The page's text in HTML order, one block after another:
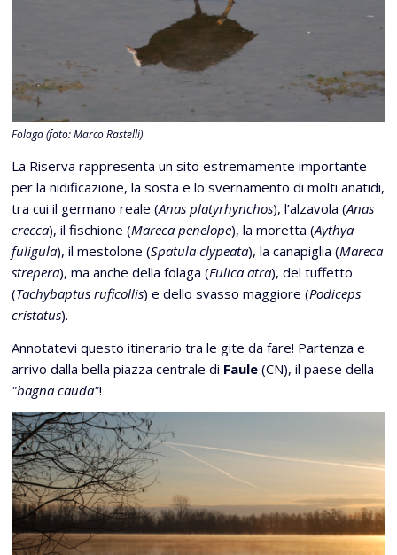
Folaga (foto: Marco Rastelli)
La Riserva rappresenta un sito estremamente importante
per la nidificazione, la sosta e lo svernamento di molti anatidi,
tra cui il germano reale (Anas platyrhynchos), l’alzavola (Anas
crecca), il fischione (Mareca penelope), la moretta (Aythya
fuligula), il mestolone (Spatula clypeata), la canapiglia (Mareca
strepera), ma anche della folaga (Fulica atra), del tuffetto
(Tachybaptus ruficollis) e dello svasso maggiore (Podiceps
cristatus).
Annotatevi questo itinerario tra le gite da fare! Partenza e
arrivo dalla bella piazza centrale di Faule (CN), il paese della
"bagna cauda"!